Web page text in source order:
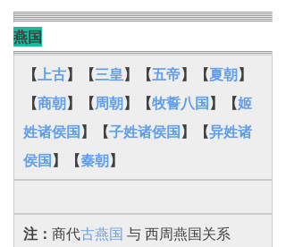
‌燕国
【上古】【三皇】【五帝】【夏朝】
【商朝】【周朝】【牧誓八国】【姬
姓诸侯国】【子姓诸侯国】【异姓诸
侯国】 【秦朝】
注： 商代古燕国 与 西周燕国关系